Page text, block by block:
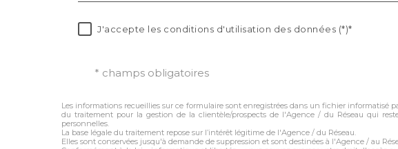
J'accepte les conditions d'utilisation des données (*)*
* champs obligatoires
Les informations recueillies sur ce formulaire sont enregistrées dans un fichier informatisé
du traitement pour la gestion de la clientèle/prospects de l'Agence / du Réseau qui
personnelles.
La base légale du traitement repose sur l’intérêt légitime de l'Agence / du Réseau.
Elles sont conservées jusqu'à demande de suppression et sont destinées à l'Agence / au